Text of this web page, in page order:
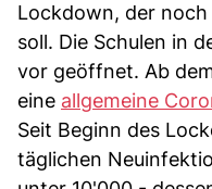
Lockdown, der noch
soll. Die Schulen in
vor geöffnet. Ab
eine allgemeine
Seit Beginn des
täglichen